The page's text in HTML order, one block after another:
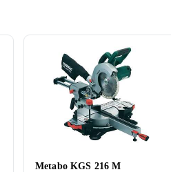
Metabo KGS 216 M